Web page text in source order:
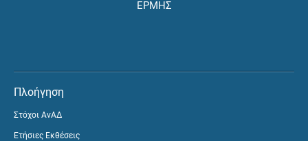
ΕΡΜΗΣ
Πλοήγηση
Στόχοι ΑνΑΔ
Ετήσιες Εκθέσεις